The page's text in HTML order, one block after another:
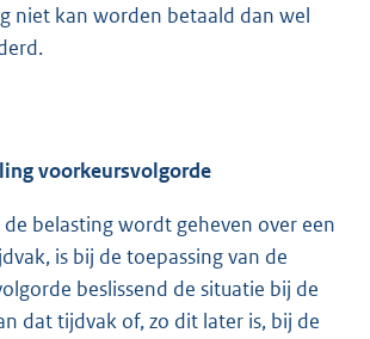
niet kan worden betaald dan wel
voorkeursvolgorde
belasting wordt geheven over een
is bij de toepassing van de
beslissend de situatie bij de
dat tijdvak of, zo dit later is, bij de